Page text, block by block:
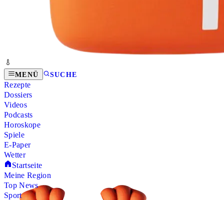
MENÜ SUCHE
Rezepte
Dossiers
Videos
Podcasts
Horoskope
Spiele
E-Paper
Wetter
Startseite
Meine Region
Top News
Sport